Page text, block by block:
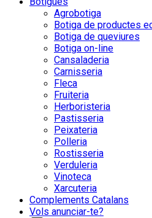
Agrobotiga
Botiga de productes
Botiga de queviures
Botiga on-line
Cansaladeria
Carnisseria
Fleca
Fruiteria
Herboristeria
Pastisseria
Peixateria
Polleria
Rostisseria
Verduleria
Vinoteca
Xarcuteria
Complements Catalans
Vols anunciar-te?